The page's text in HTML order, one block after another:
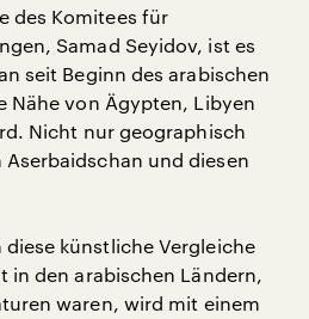
des Komitees für
Samad Seyidov, ist es
seit Beginn des arabischen
Nähe von Ägypten, Libyen
Nicht nur geographisch
und diesen
künstliche Vergleiche
in den arabischen Ländern,
waren, wird mit einem